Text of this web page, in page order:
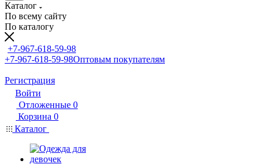
Каталог
По всему сайту
По каталогу
+7-967-618-59-98
+7-967-618-59-98Оптовым покупателям
Регистрация
Войти
Отложенные 0
Корзина 0
Каталог